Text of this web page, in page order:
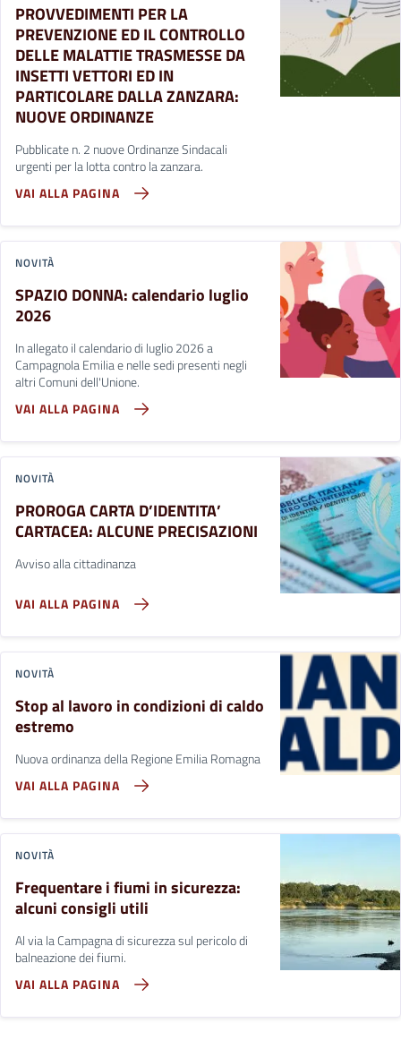
PROVVEDIMENTI PER LA
PREVENZIONE ED IL CONTROLLO
DELLE MALATTIE TRASMESSE DA
INSETTI VETTORI ED IN
PARTICOLARE DALLA ZANZARA:
NUOVE ORDINANZE
Pubblicate n. 2 nuove Ordinanze Sindacali
urgenti per la lotta contro la zanzara.
VAI ALLA PAGINA
NOVITÀ
SPAZIO DONNA: calendario luglio
2026
In allegato il calendario di luglio 2026 a
Campagnola Emilia e nelle sedi presenti negli
altri Comuni dell'Unione.
VAI ALLA PAGINA
NOVITÀ
PROROGA CARTA D’IDENTITA’
CARTACEA: ALCUNE PRECISAZIONI
Avviso alla cittadinanza
VAI ALLA PAGINA
NOVITÀ
Stop al lavoro in condizioni di caldo
estremo
Nuova ordinanza della Regione Emilia Romagna
VAI ALLA PAGINA
NOVITÀ
Frequentare i fiumi in sicurezza:
alcuni consigli utili
Al via la Campagna di sicurezza sul pericolo di
balneazione dei fiumi.
VAI ALLA PAGINA